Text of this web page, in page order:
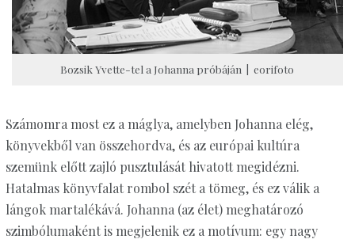
Bozsik Yvette-tel a Johanna próbáján | eorifoto
Számomra most ez a máglya, amelyben Johanna elég,
könyvekből van összehordva, és az európai kultúra
szemünk előtt zajló pusztulását hivatott megidézni.
Hatalmas könyvfalat rombol szét a tömeg, és ez válik a
lángok martalékává. Johanna (az élet) meghatározó
szimbólumaként is megjelenik ez a motívum: egy nagy